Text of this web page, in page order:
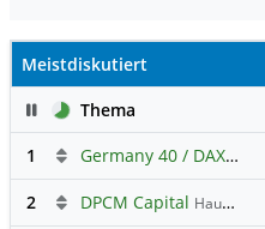
Meistdiskutiert
PauseThema
1
Germany 40 / DAX Prognose
2 DPCM Capital Hauptdiskussion